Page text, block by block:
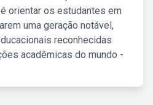
orientar os estudantes em
uma geração notável,
reconhecidas
acadêmicas do mundo -